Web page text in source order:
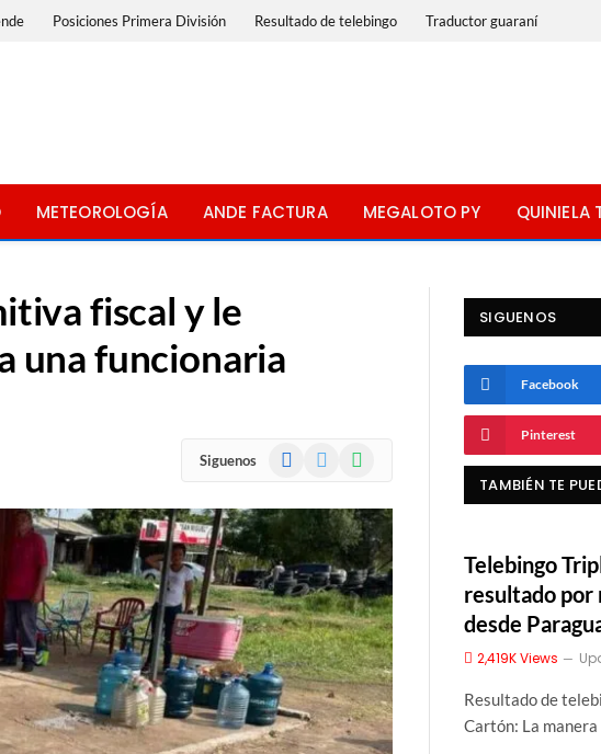
Posiciones Primera División Resultado de telebingo Traductor guaraní
METEOROLOGÍA ANDE FACTURA MEGALOTO PY QUINIELA
fiscal y le
una funcionaria
Siguenos Facebook WhatsApp
SIGUENOS
Facebook
Pinterest
TAMBIÉN TE
Telebingo
resultado por
desde
2,419KViews
Resultado de
Cartón: La